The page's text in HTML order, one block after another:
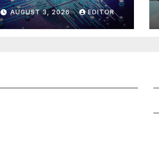
AUGUST 3, 2026 EDITOR